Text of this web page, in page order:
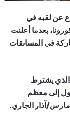
عن لقبه في
بعدما أعلنت
في المسابقات
الذي يشترط
إلى معظم